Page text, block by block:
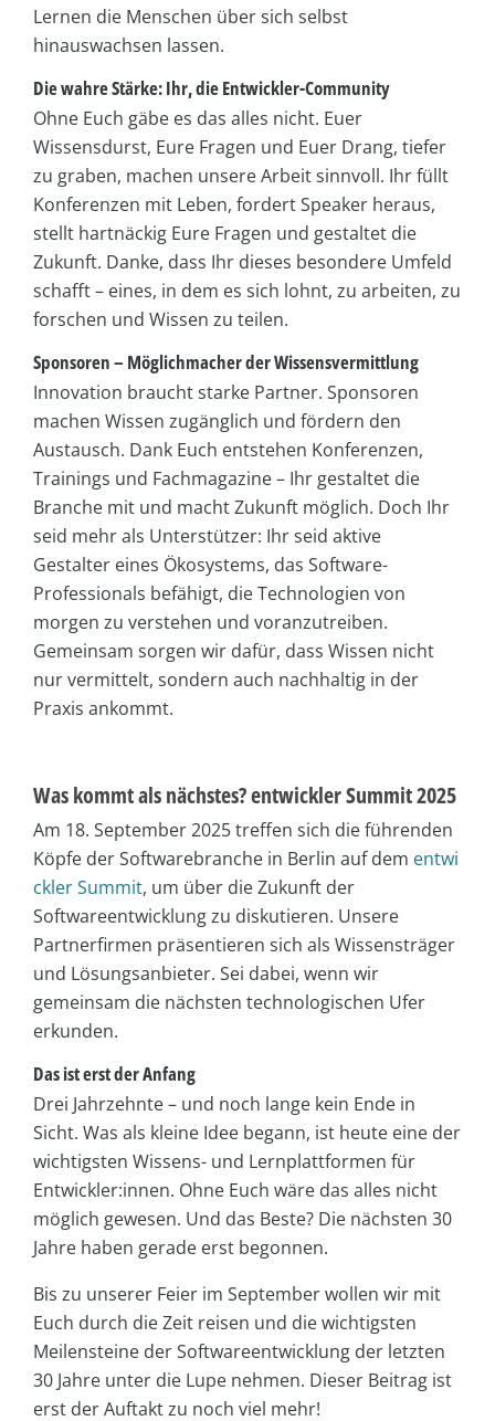
Lernen die Menschen über sich selbst
hinauswachsen lassen.
Die wahre Stärke: Ihr, die Entwickler-Community
Ohne Euch gäbe es das alles nicht. Euer
Wissensdurst, Eure Fragen und Euer Drang, tiefer
zu graben, machen unsere Arbeit sinnvoll. Ihr füllt
Konferenzen mit Leben, fordert Speaker heraus,
stellt hartnäckig Eure Fragen und gestaltet die
Zukunft. Danke, dass Ihr dieses besondere Umfeld
schafft – eines, in dem es sich lohnt, zu arbeiten, zu
forschen und Wissen zu teilen.
Sponsoren – Möglichmacher der Wissensvermittlung
Innovation braucht starke Partner. Sponsoren
machen Wissen zugänglich und fördern den
Austausch. Dank Euch entstehen Konferenzen,
Trainings und Fachmagazine – Ihr gestaltet die
Branche mit und macht Zukunft möglich. Doch Ihr
seid mehr als Unterstützer: Ihr seid aktive
Gestalter eines Ökosystems, das Software-
Professionals befähigt, die Technologien von
morgen zu verstehen und voranzutreiben.
Gemeinsam sorgen wir dafür, dass Wissen nicht
nur vermittelt, sondern auch nachhaltig in der
Praxis ankommt.
Was kommt als nächstes? entwickler Summit 2025
Am 18. September 2025 treffen sich die führenden
Köpfe der Softwarebranche in Berlin auf dem entwi
ckler Summit, um über die Zukunft der
Softwareentwicklung zu diskutieren. Unsere
Partnerfirmen präsentieren sich als Wissensträger
und Lösungsanbieter. Sei dabei, wenn wir
gemeinsam die nächsten technologischen Ufer
erkunden.
Das ist erst der Anfang
Drei Jahrzehnte – und noch lange kein Ende in
Sicht. Was als kleine Idee begann, ist heute eine der
wichtigsten Wissens- und Lernplattformen für
Entwickler:innen. Ohne Euch wäre das alles nicht
möglich gewesen. Und das Beste? Die nächsten 30
Jahre haben gerade erst begonnen.
Bis zu unserer Feier im September wollen wir mit
Euch durch die Zeit reisen und die wichtigsten
Meilensteine der Softwareentwicklung der letzten
30 Jahre unter die Lupe nehmen. Dieser Beitrag ist
erst der Auftakt zu noch viel mehr!